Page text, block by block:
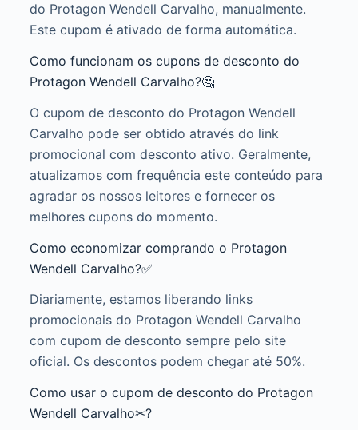
do Protagon Wendell Carvalho, manualmente.
Este cupom é ativado de forma automática.
Como funcionam os cupons de desconto do
Protagon Wendell Carvalho?🤔
O cupom de desconto do Protagon Wendell
Carvalho pode ser obtido através do link
promocional com desconto ativo. Geralmente,
atualizamos com frequência este conteúdo para
agradar os nossos leitores e fornecer os
melhores cupons do momento.
Como economizar comprando o Protagon
Wendell Carvalho?✅
Diariamente, estamos liberando links
promocionais do Protagon Wendell Carvalho
com cupom de desconto sempre pelo site
oficial. Os descontos podem chegar até 50%.
Como usar o cupom de desconto do Protagon
Wendell Carvalho✂?